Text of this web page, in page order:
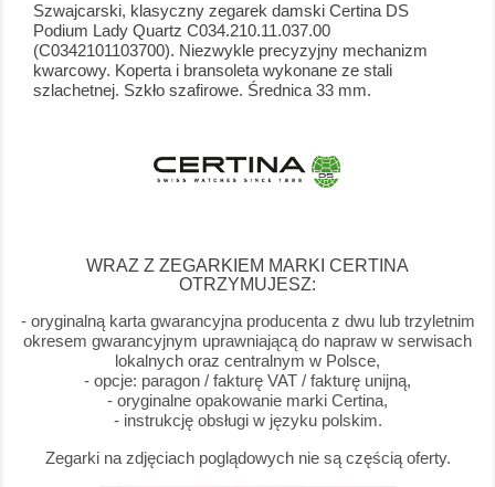
Szwajcarski, klasyczny zegarek damski Certina DS
Podium Lady Quartz C034.210.11.037.00
(C0342101103700). Niezwykle precyzyjny mechanizm
kwarcowy. Koperta i bransoleta wykonane ze stali
szlachetnej. Szkło szafirowe. Średnica 33 mm.
WRAZ Z ZEGARKIEM MARKI CERTINA
OTRZYMUJESZ:
- oryginalną karta gwarancyjna producenta z dwu lub trzyletnim
okresem gwarancyjnym uprawniającą do napraw w serwisach
lokalnych oraz centralnym w Polsce,
- opcje: paragon / fakturę VAT / fakturę unijną,
- oryginalne opakowanie marki Certina,
- instrukcję obsługi w języku polskim.
Zegarki na zdjęciach poglądowych nie są częścią oferty.